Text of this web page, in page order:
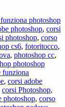
photoshop
photoshop, corsi
photoshop, corso
cs6, fotoritocco,
, photoshop cc,
photoshop
funziona
, corsi adobe
corsi Photoshop,
photoshop, corso